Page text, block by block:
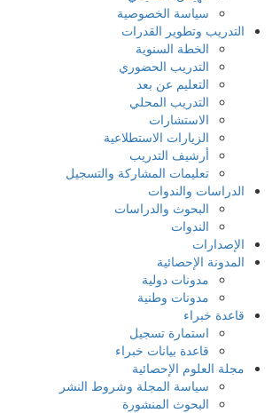
سياسة الخصوصية
التدريب وتطوير القدرات
الخطة السنوية
التدريب الحضوري
التعليم عن بعد
التدريب المحلي
الاستشارات
الزيارات الاستطلاعية
أرشيف التدريب
تعليمات المشاركة والتسجيل
الدراسات والندوات
البحوث والدراسات
الندوات
الإصدارات
المدونة الإحصائية
مدونات دولية
مدونات وطنية
قاعدة خبراء
استمارة تسجيل
قاعدة بيانات خبراء
مجلة العلوم الإحصائية
سياسة المجلة وشروط النشر
البحوث المنشورة